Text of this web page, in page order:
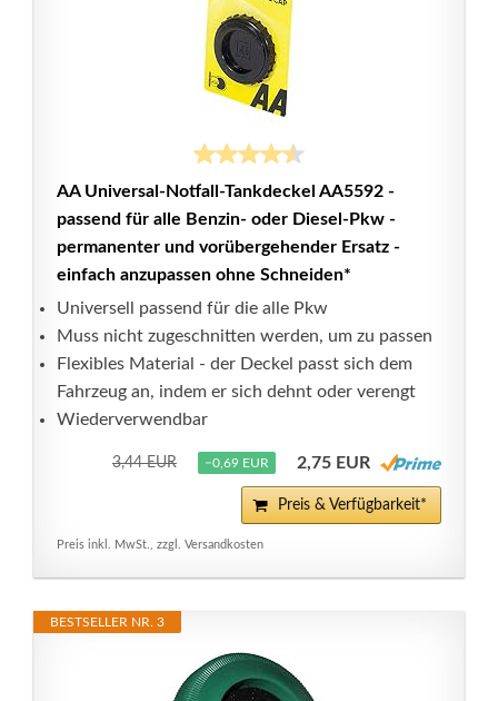
AA Universal-Notfall-Tankdeckel AA5592 -
passend für alle Benzin- oder Diesel-Pkw -
permanenter und vorübergehender Ersatz -
einfach anzupassen ohne Schneiden*
Universell passend für die alle Pkw
Muss nicht zugeschnitten werden, um zu passen
Flexibles Material - der Deckel passt sich dem
Fahrzeug an, indem er sich dehnt oder verengt
Wiederverwendbar
3,44 EUR −0,69 EUR 2,75 EUR
Preis & Verfügbarkeit*
Preis inkl. MwSt., zzgl. Versandkosten
BESTSELLER NR. 3